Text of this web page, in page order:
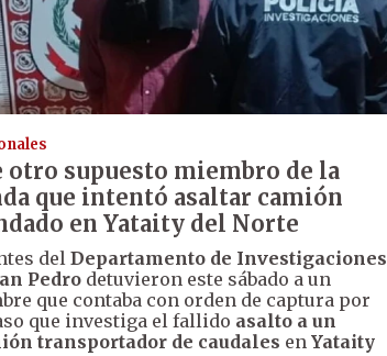
otro supuesto miembro de la
que intentó asaltar camión
en Yataity del Norte
delDepartamento de Investigaciones
Pedro detuvieron este sábado a un
que contaba con orden de captura por
que investiga el fallido asalto a un
transportador de caudales enYataity